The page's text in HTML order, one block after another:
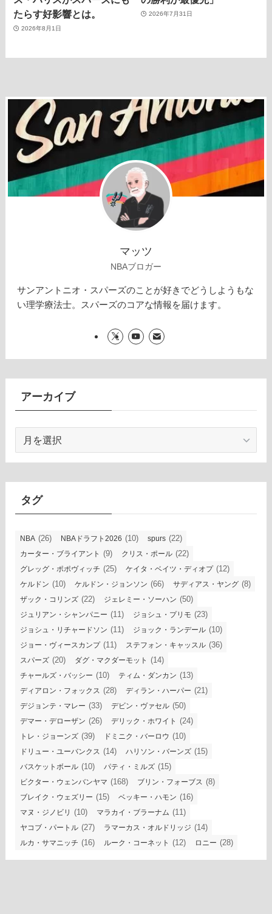
たらす好影響とは。
2026年8月1日
2026年7月31日
マッツ
NBAブロガー
サンアントニオ・スパーズのことが好きでどうしようもな
い理学療法士。スパーズのコアな情報を届けます。
アーカイブ
カ
イ
タグ
NBA (26) NBAドラフト2026 (10) spurs (22)
カーター・ブライアント (9) クリス・ポール (22)
グレッグ・ポポヴィッチ (25) ケイタ・ベイツ・ディオプ(12)
ケルドン (10) ケルドン・ジョンソン (66) サディアス・ヤング (8)
ザック・コリンズ (22) ジェレミー・ソーハン (50)
ジュリアン・シャンパニー (11) ジョシュ・プリモ (23)
ジョシュ・リチャードソン (11) ジョック・ランデール (10)
ジョー・ヴィースカンプ(11) ステフォン・キャッスル (36)
スパーズ (20) ダグ・マクダーモット (14)
チャールズ・バッシー (10) ティム・ダンカン (13)
ディアロン・フォックス (28) ディラン・ハーパー (21)
デジョンテ・マレー (33) デビン・ヴァセル (50)
デマー・デローザン (26) デリック・ホワイト (24)
トレ・ジョーンズ (39) ドミニク・バーロウ (10)
ドリュー・ユーバンクス (14) ハリソン・バーンズ (15)
バスケットボール (10) パティ・ミルズ (15)
ビクター・ウェンバンヤマ (168) ブリン・フォーブス (8)
ブレイク・ウェズリー (15) ベッキー・ハモン (16)
マヌ・ジノビリ (10) マラカイ・ブラーナム (11)
ヤコブ・パートル (27) ラマーカス・オルドリッジ (14)
ルカ・サマニッチ (16) ルーク・コーネット (12) ロニー (28)